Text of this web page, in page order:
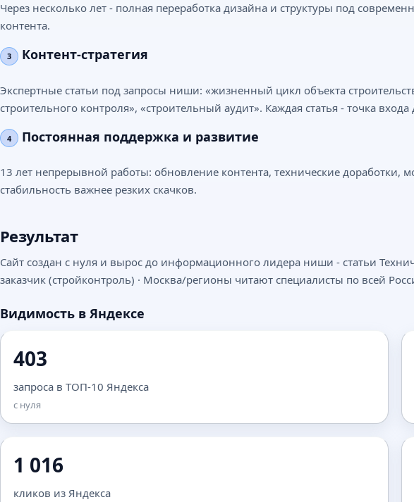
Через несколько лет - полная переработка дизайна и структуры под
контента.
3 Контент-стратегия
Экспертные статьи под запросы ниши: «жизненный цикл объекта
строительного контроля», «строительный аудит». Каждая статья - точка
4 Постоянная поддержка и развитие
13 лет непрерывной работы: обновление контента, технические
стабильность важнее резких скачков.
Результат
Сайт создан с нуля и вырос до информационного лидера ниши - статьи
заказчик (стройконтроль) · Москва/регионы читают специалисты по всей
Видимость в Яндексе
403
запроса в ТОП-10 Яндекса
с нуля
1 016
кликов из Яндекса